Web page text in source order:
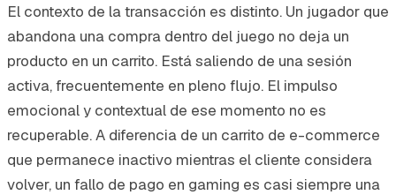
El contexto de la transacción es distinto. Un jugador que
abandona una compra dentro del juego no deja un
producto en un carrito. Está saliendo de una sesión
activa, frecuentemente en pleno flujo. El impulso
emocional y contextual de ese momento no es
recuperable. A diferencia de un carrito de e-commerce
que permanece inactivo mientras el cliente considera
volver, un fallo de pago en gaming es casi siempre una